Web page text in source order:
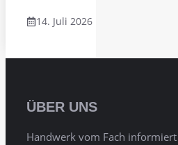
14. Juli 2026
ÜBER UNS
Handwerk vom Fach informiert